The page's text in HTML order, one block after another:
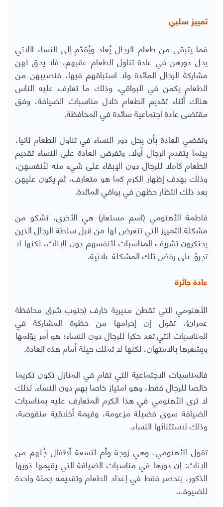
تمييز سلبي
فما يتبقى من طعام الرجال يُعاد ويُقدّم إلى النساء اللاتي
يحل دورهن في عادة تناول الطعام عقبهم، فلا يحق لهن
مشاركة الرجال المائدة ولا استباقهم فيها، فنصيبهن من
الطعام يكمن في البواقي. وذلك ما تعارف عليه الناس
هناك أثناء تقديم الطعام خلال مناسبات الضيافة، وفق
مقتضى عادة اجتماعية سائدة في المحافظة.
وتقضي العادة بأن يحل دور النساء في تناول الطعام ثانيا،
بينما يتقدم الرجال أولا. وتفرض العادة على النساء تقديم
الطعام كاملا للرجال دون الإبقاء على شيء منه لأنفسهن،
وذلك بهدف إظهار الكرم كما هو متعارف، ثم يكون عليهن
بعد ذلك انتظار حظهن في بواقي المائدة.
فاطمة الأهنومي (اسم مستعار) هي الأخرى، تشكو من
مشكلة التمييز التي تتعرض لها من قبل سلطة الرجال الذين
يحتكرون تشريف المناسبات لأنفسهم دون الإناث، لكنها لا
تجرؤ على رفض تلك المشكلة علانية.
عادة جائرة
الأهنومي التي تقطن مديرية خارف (جنوب شرق محافظة
عمران)، تقول إن إحرامها من حظوة المشاركة في
المناسبات التي تعد حكرا للرجال دون النساء؛ هو أمر يؤلمها
ويشعرها بالامتهان، لكنها لا تملك حيلة أمام هذه العادة.
فالمناسبات الاجتماعية التي تقام في المنازل تكون تكريما
خالصا للرجال فقط، وهو امتياز خاصا بهم دون النساء. لذلك
لا ترى الأهنومي في هذا الكرم المتعارف عليه بمناسبات
الضيافة سوى فضيلة مزعومة، وقيمة أخلاقية منقوصة،
وذلك لاستثنائها النساء.
تقول الأهنومي، وهي زوجة وأم لتسعة أطفال جُلهم من
الإناث: إن دورها في مناسبات الضيافة التي يقيمها ذويها
الذكور، ينحصر فقط في إعداد الطعام وتقديمه جملة واحدة
للضيوف.